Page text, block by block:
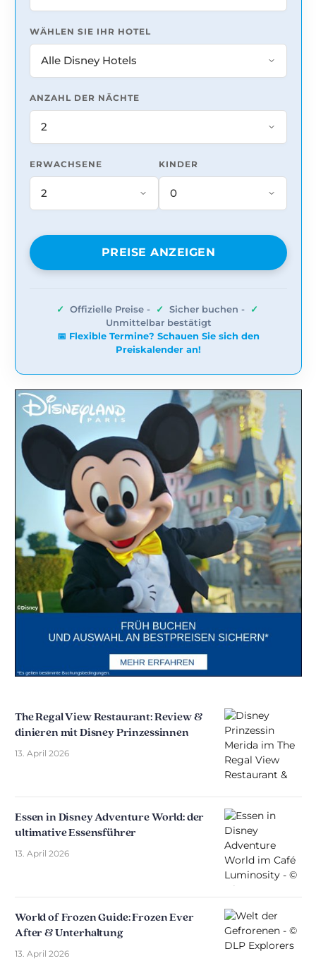
WÄHLEN SIE IHR HOTEL
ANZAHL DER NÄCHTE
ERWACHSENE KINDER
PREISE ANZEIGEN
✓ Offizielle Preise - ✓ Sicher buchen -
✓
Unmittelbar bestätigt
📅 Flexible Termine? Schauen Sie sich den
Preiskalender an!
The Regal View Restaurant: Review &
dinieren mit Disney Prinzessinnen
13. April 2026
Essen in Disney Adventure World: der
ultimative Essensführer
13. April 2026
World of Frozen Guide: Frozen Ever
After & Unterhaltung
13. April 2026